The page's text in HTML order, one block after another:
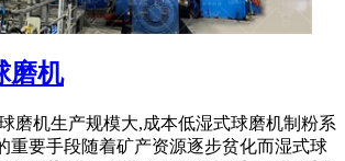
磨机
磨机生产规模大,成本低湿式球磨机制粉系
重要手段随着矿产资源逐步贫化而湿式球